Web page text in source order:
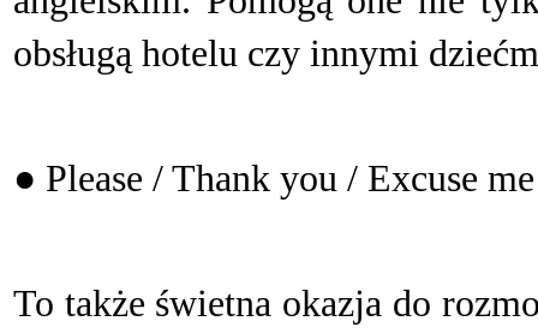
obsługą hotelu czy innymi
● Please / Thank you / Excuse
To także świetna okazja do